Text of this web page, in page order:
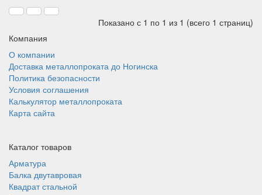
Показано с 1 по 1 из 1 (всего 1 страниц)
Компания
О компании
Доставка металлопроката до Ногинска
Политика безопасности
Условия соглашения
Калькулятор металлопроката
Карта сайта
Каталог товаров
Арматура
Балка двутавровая
Квадрат стальной